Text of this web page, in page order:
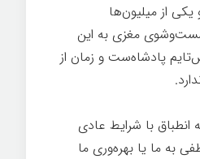
یکی از میلیون‌ها
مغزی به این
پادشاه‌ست و زمان از
انطباق با شرایط عادی
به ما یا بهره‌وری ما